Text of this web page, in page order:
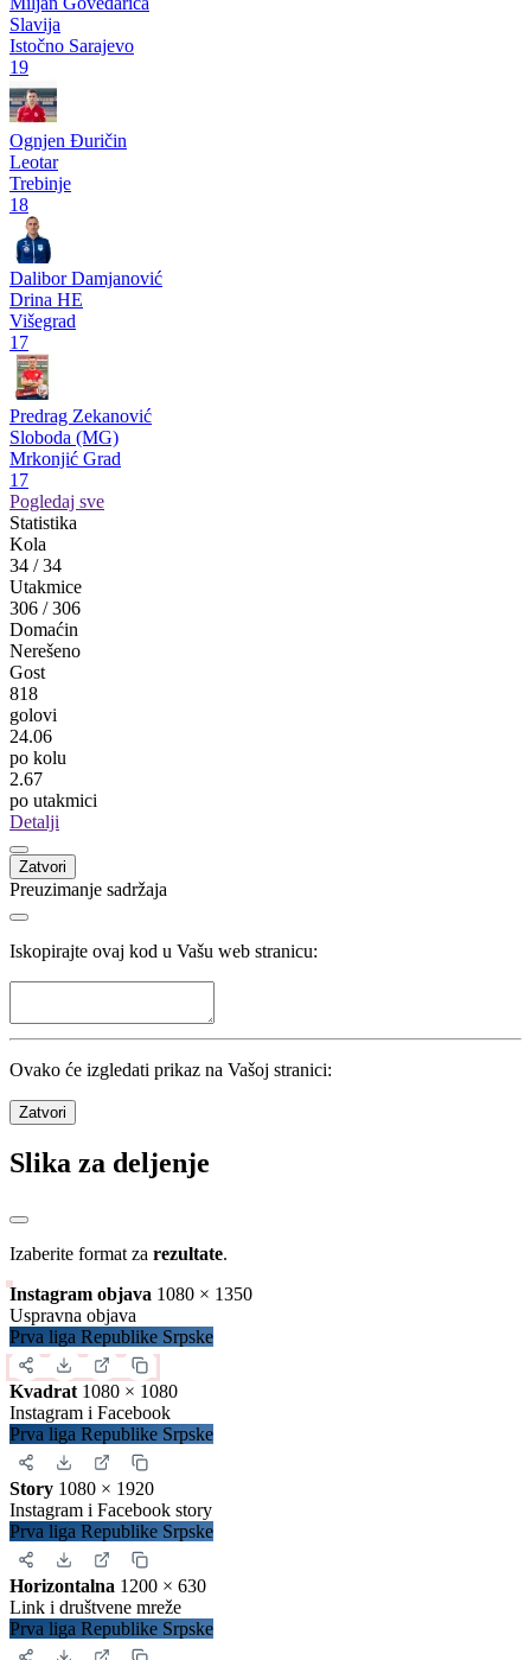
pre godinu dana
Vukašin Daničić u Kozari
Prva liga RS
Golmanska rokada u Drini: Kulić se vraća na gol matičnog kluba
Pogledaj više
Strelci
Milan Šikanjić
Laktaši
Laktaši
37
Miljan Govedarica
Slavija
Istočno Sarajevo
19
Ognjen Đuričin
Leotar
Trebinje
18
Dalibor Damjanović
Drina HE
Višegrad
17
Mrkonjić Grad
Kola
Utakmice
306/306
Domaćin
Gost
24.06
po kolu
po utakmici
Detalji
Zatvori
Preuzimanje sadržaja
Iskopirajte ovaj kod u Vašu web stranicu:
Ovako će izgledati prikaz na Vašoj stranici:
Zatvori